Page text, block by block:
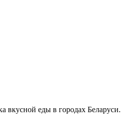
вкусной еды в городах Беларуси.